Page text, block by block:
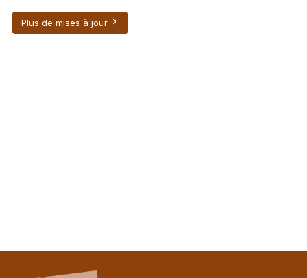
Plus de mises à jour